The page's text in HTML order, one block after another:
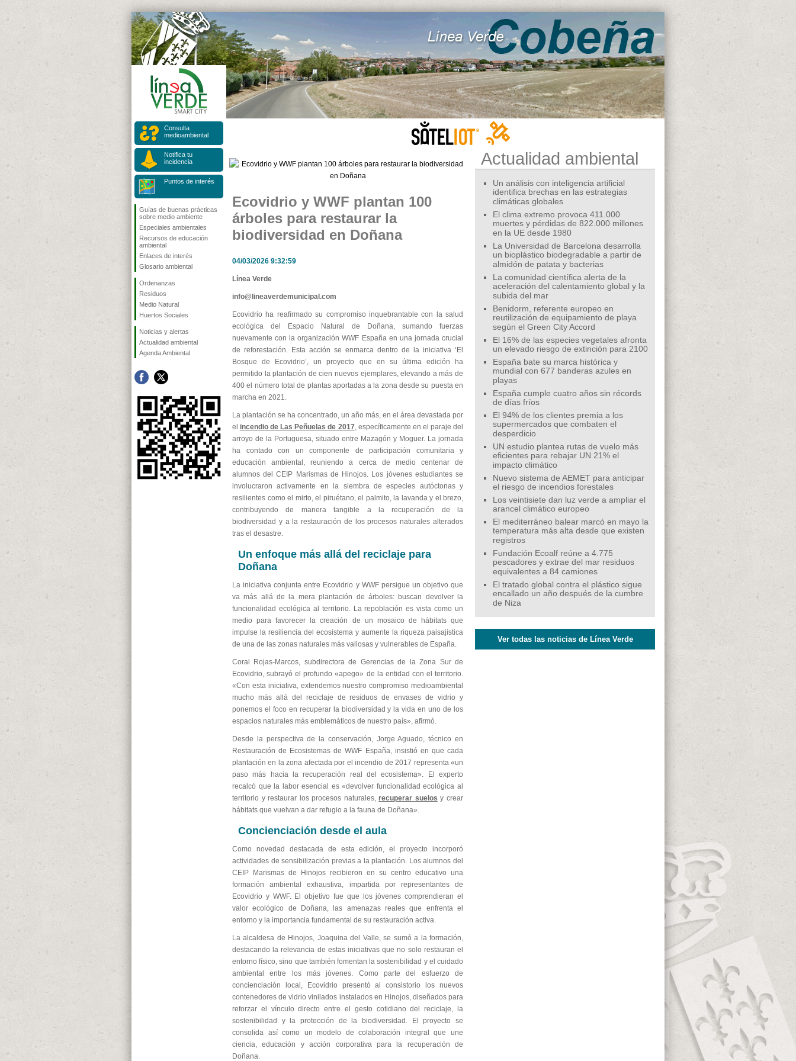
Consulta
medioambiental
Notifica tu
incidencia
Puntos de interés
Guías de buenas prácticas
sobre medio ambiente
Especiales ambientales
Recursos de educación
ambiental
Enlaces de interés
Glosario ambiental
Ordenanzas
Residuos
Medio Natural
Huertos Sociales
Noticias y alertas
Actualidad ambiental
Agenda Ambiental
Ecovidrio y WWF plantan 100
árboles para restaurar la
biodiversidad en Doñana
04/03/2026 9:32:59
Línea Verde
info@lineaverdemunicipal.com
Ecovidrio ha reafirmado su compromiso inquebrantable con la salud
ecológica del Espacio Natural de Doñana, sumando fuerzas
nuevamente con la organización WWF España en una jornada crucial
de reforestación. Esta acción se enmarca dentro de la iniciativa ‘El
Bosque de Ecovidrio’, un proyecto que en su última edición ha
permitido la plantación de cien nuevos ejemplares, elevando a más de
400 el número total de plantas aportadas a la zona desde su puesta en
marcha en 2021.
La plantación se ha concentrado, un año más, en el área devastada por
el incendio de Las Peñuelas de 2017, específicamente en el paraje del
arroyo de la Portuguesa, situado entre Mazagón y Moguer. La jornada
ha contado con un componente de participación comunitaria y
educación ambiental, reuniendo a cerca de medio centenar de
alumnos del CEIP Marismas de Hinojos. Los jóvenes estudiantes se
involucraron activamente en la siembra de especies autóctonas y
resilientes como el mirto, el piruétano, el palmito, la lavanda y el brezo,
contribuyendo de manera tangible a la recuperación de la
biodiversidad y a la restauración de los procesos naturales alterados
tras el desastre.
Un enfoque más allá del reciclaje para
Doñana
La iniciativa conjunta entre Ecovidrio y WWF persigue un objetivo que
va más allá de la mera plantación de árboles: buscan devolver la
funcionalidad ecológica al territorio. La repoblación es vista como un
medio para favorecer la creación de un mosaico de hábitats que
impulse la resiliencia del ecosistema y aumente la riqueza paisajística
de una de las zonas naturales más valiosas y vulnerables de España.
Coral Rojas-Marcos, subdirectora de Gerencias de la Zona Sur de
Ecovidrio, subrayó el profundo «apego» de la entidad con el territorio.
«Con esta iniciativa, extendemos nuestro compromiso medioambiental
mucho más allá del reciclaje de residuos de envases de vidrio y
ponemos el foco en recuperar la biodiversidad y la vida en uno de los
espacios naturales más emblemáticos de nuestro país», afirmó.
Desde la perspectiva de la conservación, Jorge Aguado, técnico en
Restauración de Ecosistemas de WWF España, insistió en que cada
plantación en la zona afectada por el incendio de 2017 representa «un
paso más hacia la recuperación real del ecosistema». El experto
recalcó que la labor esencial es «devolver funcionalidad ecológica al
territorio y restaurar los procesos naturales,recuperar suelos y crear
hábitats que vuelvan a dar refugio a la fauna de Doñana».
Concienciación desde el aula
Como novedad destacada de esta edición, el proyecto incorporó
actividades de sensibilización previas a la plantación. Los alumnos del
CEIP Marismas de Hinojos recibieron en su centro educativo una
formación ambiental exhaustiva, impartida por representantes de
Ecovidrio y WWF. El objetivo fue que los jóvenes comprendieran el
valor ecológico de Doñana, las amenazas reales que enfrenta el
entorno y la importancia fundamental de su restauración activa.
La alcaldesa de Hinojos, Joaquina del Valle, se sumó a la formación,
destacando la relevancia de estas iniciativas que no solo restauran el
entorno físico, sino que también fomentan la sostenibilidad y el cuidado
ambiental entre los más jóvenes. Como parte del esfuerzo de
concienciación local, Ecovidrio presentó al consistorio los nuevos
contenedores de vidrio vinilados instalados en Hinojos, diseñados para
reforzar el vínculo directo entre el gesto cotidiano del reciclaje, la
sostenibilidad y la protección de la biodiversidad. El proyecto se
consolida así como un modelo de colaboración integral que une
ciencia, educación y acción corporativa para la recuperación de
Doñana.
Actualidad ambiental
Un análisis con inteligencia artificial
identifica brechas en las estrategias
climáticas globales
El clima extremo provoca 411.000
muertes y pérdidas de 822.000 millones
en la UE desde 1980
La Universidad de Barcelona desarrolla
un bioplástico biodegradable a partir de
almidón de patata y bacterias
La comunidad científica alerta de la
aceleración del calentamiento global y la
subida del mar
Benidorm, referente europeo en
reutilización de equipamiento de playa
según el Green City Accord
El 16% de las especies vegetales afronta
un elevado riesgo de extinción para 2100
España bate su marca histórica y
mundial con 677 banderas azules en
playas
España cumple cuatro años sin récords
de días fríos
El 94% de los clientes premia a los
supermercados que combaten el
desperdicio
UN estudio plantea rutas de vuelo más
eficientes para rebajar UN 21% el
impacto climático
Nuevo sistema de AEMET para anticipar
el riesgo de incendios forestales
Los veintisiete dan luz verde a ampliar el
arancel climático europeo
El mediterráneo balear marcó en mayo la
temperatura más alta desde que existen
registros
Fundación Ecoalf reúne a 4.775
pescadores y extrae del mar residuos
equivalentes a 84 camiones
El tratado global contra el plástico sigue
encallado un año después de la cumbre
de Niza
Ver todas las noticias de Línea Verde